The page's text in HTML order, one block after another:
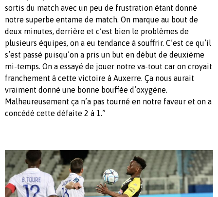
sortis du match avec un peu de frustration étant donné
notre superbe entame de match. On marque au bout de
deux minutes, derrière et c’est bien le problèmes de
plusieurs équipes, on a eu tendance à souffrir. C’est ce qu’il
s’est passé puisqu’on a pris un but en début de deuxième
mi-temps. On a essayé de jouer notre va-tout car on croyait
franchement à cette victoire à Auxerre. Ça nous aurait
vraiment donné une bonne bouffée d’oxygène.
Malheureusement ça n’a pas tourné en notre faveur et on a
concédé cette défaite 2 à 1.”